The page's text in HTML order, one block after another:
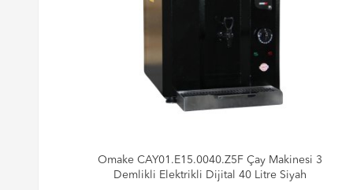
Omake CAY01.E15.0040.Z5F Çay Makinesi 3
Demlikli Elektrikli Dijital 40 Litre Siyah